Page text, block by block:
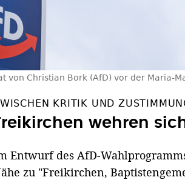
von Christian Bork (AfD) vor der Maria-
KRITIK UND
wehren
Entwurf des AfD-
zu "Freikirchen,